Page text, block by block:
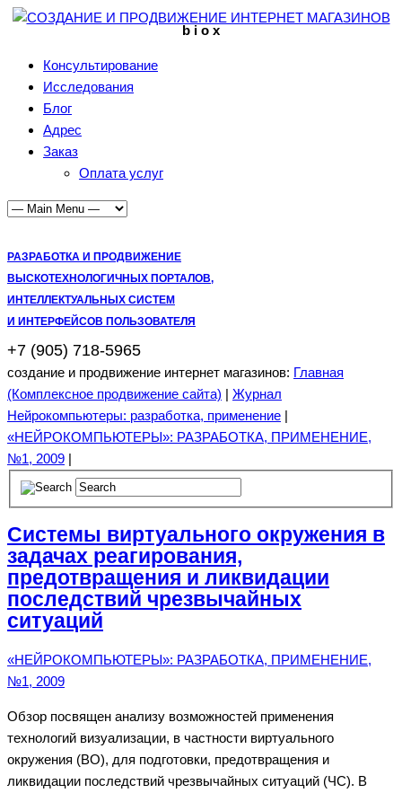
b i o x
Консультирование
Исследования
Блог
Адрес
Заказ
Оплата услуг
РАЗРАБОТКА И ПРОДВИЖЕНИЕ
ВЫСКОТЕХНОЛОГИЧНЫХ ПОРТАЛОВ,
ИНТЕЛЛЕКТУАЛЬНЫХ СИСТЕМ
И ИНТЕРФЕЙСОВ ПОЛЬЗОВАТЕЛЯ
+7 (905) 718-5965
создание и продвижение интернет магазинов: Главная
(Комплексное продвижение сайта) | Журнал
Нейрокомпьютеры: разработка, применение |
«НЕЙРОКОМПЬЮТЕРЫ»: РАЗРАБОТКА, ПРИМЕНЕНИЕ,
№1, 2009 |
Системы виртуального окружения в
задачах реагирования,
предотвращения и ликвидации
последствий чрезвычайных
ситуаций
«НЕЙРОКОМПЬЮТЕРЫ»: РАЗРАБОТКА, ПРИМЕНЕНИЕ,
№1, 2009
Обзор посвящен анализу возможностей применения
технологий визуализации, в частности виртуального
окружения (ВО), для подготовки, предотвращения и
ликвидации последствий чрезвычайных ситуаций (ЧС). В